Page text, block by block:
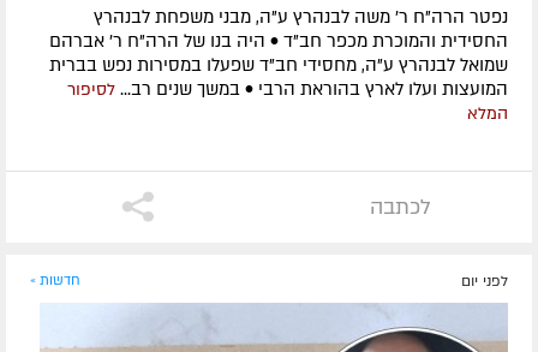
נפטר הרה"ח ר' משה לבנהרץ ע"ה, מבני משפחת לבנהרץ
החסידית והמוכרת מכפר חב"ד • היה בנו של הרה"ח ר' אברהם
שמואל לבנהרץ ע"ה, מחסידי חב"ד שפעלו במסירות נפש בברית
המועצות ועלו לארץ בהוראת הרבי • במשך שנים רב... לסיפור
המלא
לכתבה
לפני יום חדשות »